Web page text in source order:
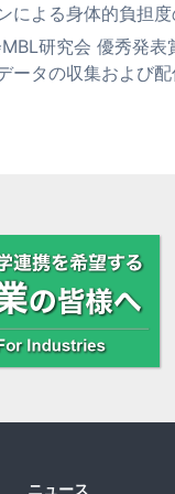
による身体的負担
研究会 優秀発
ータの収集および
ニュース